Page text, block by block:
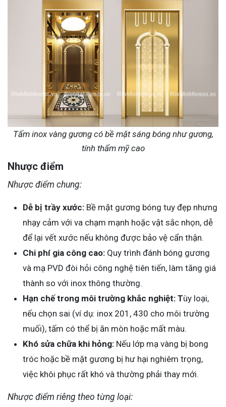
Tấm inox vàng gương có bề mặt sáng bóng như gương,
tính thẩm mỹ cao
Nhược điểm
Nhược điểm chung:
Dễ bị trầy xước: Bề mặt gương bóng tuy đẹp nhưng
nhạy cảm với va chạm mạnh hoặc vật sắc nhọn, dễ
để lại vết xước nếu không được bảo vệ cẩn thận.
Chi phí gia công cao: Quy trình đánh bóng gương
và mạ PVD đòi hỏi công nghệ tiên tiến, làm tăng giá
thành so với inox thông thường.
Hạn chế trong môi trường khắc nghiệt: Tùy loại,
nếu chọn sai (ví dụ: inox 201, 430 cho môi trường
muối), tấm có thể bị ăn mòn hoặc mất màu.
Khó sửa chữa khi hỏng: Nếu lớp mạ vàng bị bong
tróc hoặc bề mặt gương bị hư hại nghiêm trọng,
việc khôi phục rất khó và thường phải thay mới.
Nhược điểm riêng theo từng loại: